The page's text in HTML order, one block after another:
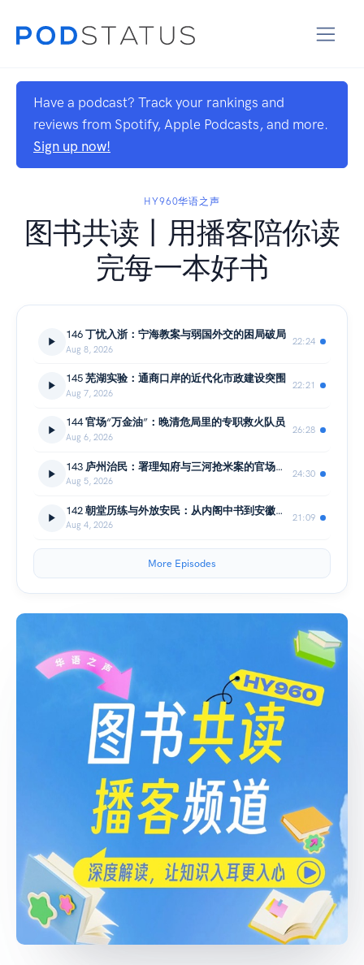
Have a podcast? Track your rankings and
reviews from Spotify, Apple Podcasts, and more.
Sign up now!
HY960华语之声
图书共读丨用播客陪你读
完每一本好书
146 丁忧入浙：宁海教案与弱国外交的困局破局
Aug 8, 2026
22:24
145 芜湖实验：通商口岸的近代化市政建设突围
Aug 7, 2026
22:21
144 官场“万金油”：晚清危局里的专职救火队员
Aug 6, 2026
26:28
143 庐州治民：署理知府与三河抢米案的官场破局
Aug 5, 2026
24:30
142 朝堂历练与外放安民：从内阁中书到安徽知府的仕途进阶路
Aug 4, 2026
21:09
More Episodes